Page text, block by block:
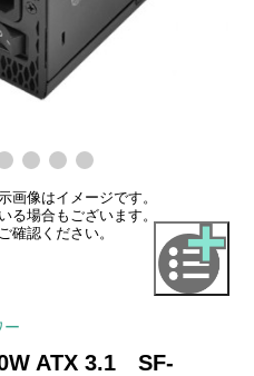
画像はイメージです。
る場合もございます。
確認ください。
ー
ATX 3.1 SF-